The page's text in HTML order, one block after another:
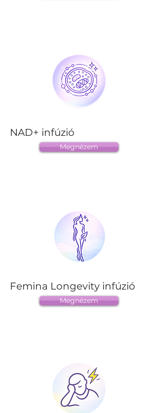
NAD+ infúzió
Megnézem
Femina Longevity infúzió
Megnézem